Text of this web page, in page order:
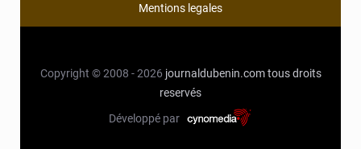
Mentions legales
Copyright © 2008 - 2026 journaldubenin.com tous droits
reservés
Développé par